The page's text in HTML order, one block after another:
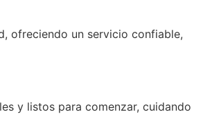
ofreciendo un servicio confiable,
y listos para comenzar, cuidando